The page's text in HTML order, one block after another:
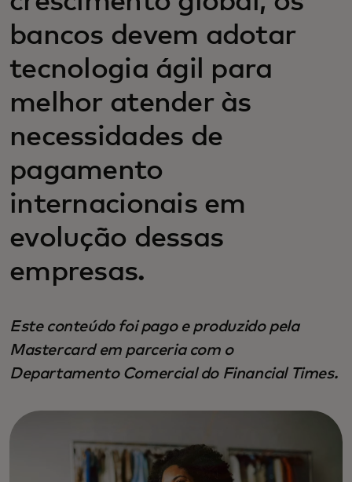
bancos devem adotar
tecnologia ágil para
melhor atender às
necessidades de
pagamento
internacionais em
evolução dessas
empresas.
Este conteúdo foi pago e produzido pela
Mastercard em parceria com o
Departamento Comercial do Financial Times.